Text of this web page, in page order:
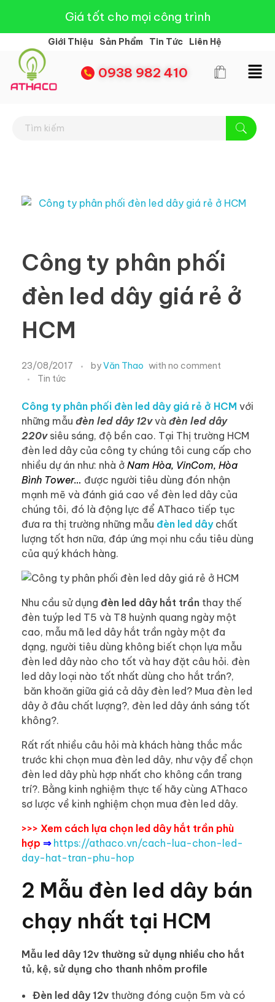
Giá tốt cho mọi công trình
Giới Thiệu Sản Phẩm Tin Tức Liên Hệ
0938 982 410
Công ty phân phối
đèn led dây giá rẻ ở
HCM
23/08/2017 byVăn Thao with no comment
Tin tức
Công ty phân phối đèn led dây giá rẻ ở HCM với
những mẫu đèn led dây 12vvà đèn led dây
220vsiêu sáng, độ bền cao. Tại Thị trường HCM
đèn led dây của công ty chúng tôi cung cấp cho
nhiều dự án như: nhà ở Nam Hòa, VinCom, Hòa
Bình Tower… được người tiêu dùng đón nhận
mạnh mẽ và đánh giá cao về đèn led dây của
chúng tôi, đó là động lực để AThaco tiếp tục
đưa ra thị trường những mẫu đèn led dâychất
lượng tốt hơn nữa, đáp ứng mọi nhu cầu tiêu dùng
của quý khách hàng.
Nhu cầu sử dụng đèn led dây hắt trần thay thế
đèn tuýp led T5 và T8 huỳnh quang ngày một
cao, mẫu mã led dây hắt trần ngày một đa
dạng, người tiêu dùng không biết chọn lựa mẫu
đèn led dây nào cho tốt và hay đặt câu hỏi. đèn
led dây loại nào tốt nhất dùng cho hắt trần?,
băn khoăn giữa giá cả dây đèn led? Mua đèn led
dây ở đâu chất lượng?, đèn led dây ánh sáng tốt
không?.
Rất rất nhiều câu hỏi mà khách hàng thắc mắc
trước khi chọn mua đèn led dây, như vậy để chọn
đèn led dây phù hợp nhất cho không cần trang
trí?. Bằng kinh nghiệm thực tế hãy cùng AThaco
sơ lược về kinh nghiệm chọn mua đèn led dây.
>>> Xem cách lựa chọn led dây hắt trần phù
hợp ⇒ https://athaco.vn/cach-lua-chon-led-
day-hat-tran-phu-hop
2 Mẫu đèn led dây bán
chạy nhất tại HCM
Mẫu led dây 12v thường sử dụng nhiều cho hắt
tủ, kệ, sử dụng cho thanh nhôm profile
Đèn led dây 12vthường đóng cuộn 5m và có